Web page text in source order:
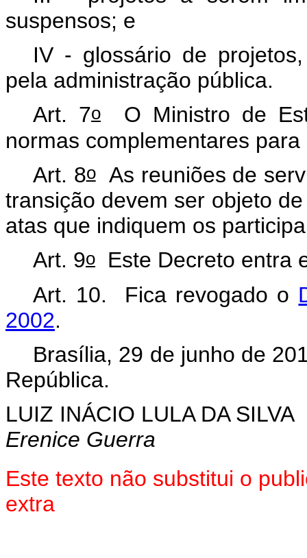
suspensos; e
IV - glossário de
pela administração pública.
Art. 7o O Ministro de
normas complementares
Art. 8oAs reuniões de
transição devem ser objeto
atas que indiquem os
Art. 9o Este Decreto entra
Art. 10. Fica revogado o
2002.
Brasília, 29 de junho de
República.
LUIZ INÁCIO LULA DA SILVA
Erenice Guerra
Este texto não substitui o
extra